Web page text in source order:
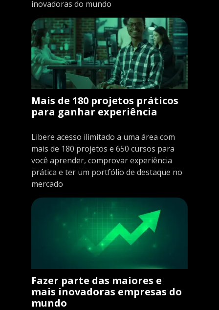
inovadoras do mundo
Mais de 180 projetos práticos
para ganhar experiência
Libere acesso ilimitado a uma área com
mais de 180 projetos e 650 cursos para
você aprender, comprovar experiência
prática e ter um portfólio de destaque no
mercado
Fazer parte das maiores e
mais inovadoras empresas do
mundo